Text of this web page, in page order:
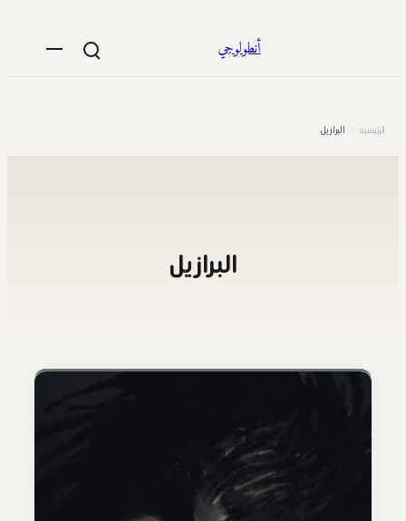
أنطولوجي
الرئيسية › البرازيل
البرازيل